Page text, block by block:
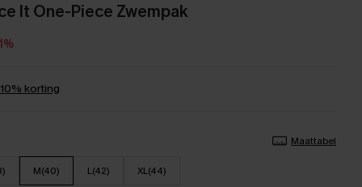
It One-Piece Zwempak
korting
Maattabel
M(40) L(42) XL(44)